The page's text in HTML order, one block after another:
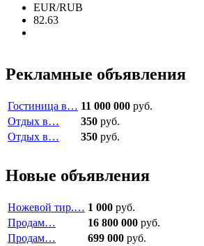
EUR/RUB
82.63
Рекламные объявления
Гостиница в… 11 000 000 руб.
Отдых в…
350 руб.
Отдых в…
350 руб.
Новые объявления
Ножевой тир.… 1 000 руб.
Продам…
16 800 000 руб.
Продам…
699 000 руб.